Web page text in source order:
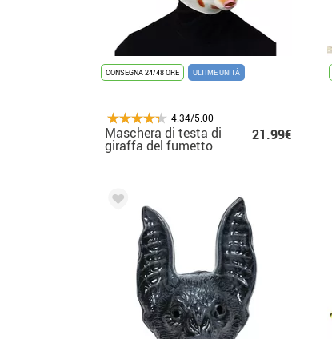
CONSEGNA 24/48 ORE ULTIME UNITÀ
4.34/5.00
Maschera di testa di
giraffa del fumetto
con i capelli
21.99€